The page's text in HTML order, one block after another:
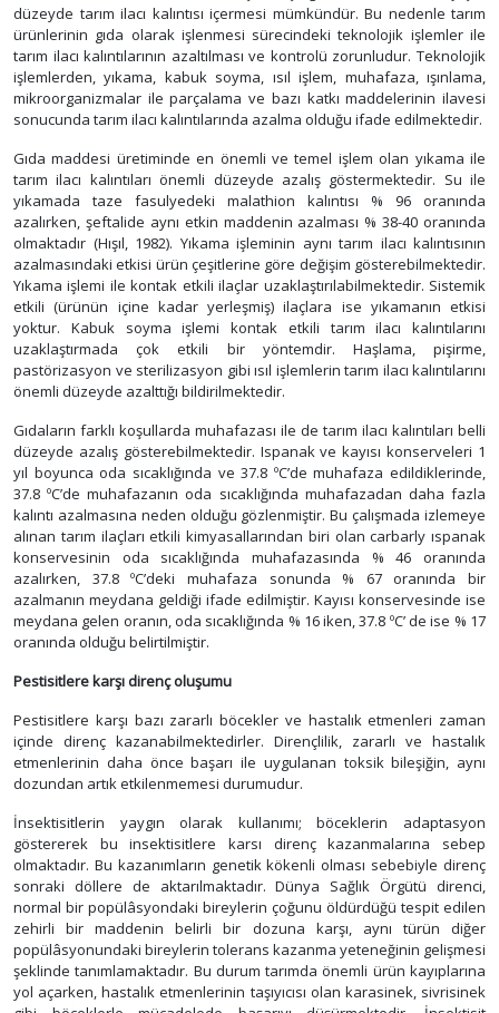
düzeyde tarım ilacı kalıntısı içermesi mümkündür. Bu nedenle tarım
ürünlerinin gıda olarak işlenmesi sürecindeki teknolojik işlemler ile
tarım ilacı kalıntılarının azaltılması ve kontrolü zorunludur. Teknolojik
işlemlerden, yıkama, kabuk soyma, ısıl işlem, muhafaza, ışınlama,
mikroorganizmalar ile parçalama ve bazı katkı maddelerinin ilavesi
sonucunda tarım ilacı kalıntılarında azalma olduğu ifade edilmektedir.
Gıda maddesi üretiminde en önemli ve temel işlem olan yıkama ile
tarım ilacı kalıntıları önemli düzeyde azalış göstermektedir. Su ile
yıkamada taze fasulyedeki malathion kalıntısı % 96 oranında
azalırken, şeftalide aynı etkin maddenin azalması % 38-40 oranında
olmaktadır (Hışıl, 1982). Yıkama işleminin aynı tarım ilacı kalıntısının
azalmasındaki etkisi ürün çeşitlerine göre değişim gösterebilmektedir.
Yıkama işlemi ile kontak etkili ilaçlar uzaklaştırılabilmektedir. Sistemik
etkili (ürünün içine kadar yerleşmiş) ilaçlara ise yıkamanın etkisi
yoktur. Kabuk soyma işlemi kontak etkili tarım ilacı kalıntılarını
uzaklaştırmada çok etkili bir yöntemdir. Haşlama, pişirme,
pastörizasyon ve sterilizasyon gibi ısıl işlemlerin tarım ilacı kalıntılarını
önemli düzeyde azalttığı bildirilmektedir.
Gıdaların farklı koşullarda muhafazası ile de tarım ilacı kalıntıları belli
düzeyde azalış gösterebilmektedir. Ispanak ve kayısı konserveleri 1
yıl boyunca oda sıcaklığında ve 37.8 ºC’de muhafaza edildiklerinde,
37.8 ºC’de muhafazanın oda sıcaklığında muhafazadan daha fazla
kalıntı azalmasına neden olduğu gözlenmiştir. Bu çalışmada izlemeye
alınan tarım ilaçları etkili kimyasallarından biri olan carbarly ıspanak
konservesinin oda sıcaklığında muhafazasında % 46 oranında
azalırken, 37.8 ºC’deki muhafaza sonunda % 67 oranında bir
azalmanın meydana geldiği ifade edilmiştir. Kayısı konservesinde ise
meydana gelen oranın, oda sıcaklığında % 16 iken, 37.8 ºC’ de ise % 17
oranında olduğu belirtilmiştir.
Pestisitlere karşı direnç oluşumu
Pestisitlere karşı bazı zararlı böcekler ve hastalık etmenleri zaman
içinde direnç kazanabilmektedirler. Dirençlilik, zararlı ve hastalık
etmenlerinin daha önce başarı ile uygulanan toksik bileşiğin, aynı
dozundan artık etkilenmemesi durumudur.
İnsektisitlerin yaygın olarak kullanımı; böceklerin adaptasyon
göstererek bu insektisitlere karsı direnç kazanmalarına sebep
olmaktadır. Bu kazanımların genetik kökenli olması sebebiyle direnç
sonraki döllere de aktarılmaktadır. Dünya Sağlık Örgütü direnci,
normal bir popülâsyondaki bireylerin çoğunu öldürdüğü tespit edilen
zehirli bir maddenin belirli bir dozuna karşı, aynı türün diğer
popülâsyonundaki bireylerin tolerans kazanma yeteneğinin gelişmesi
şeklinde tanımlamaktadır. Bu durum tarımda önemli ürün kayıplarına
yol açarken, hastalık etmenlerinin taşıyıcısı olan karasinek, sivrisinek